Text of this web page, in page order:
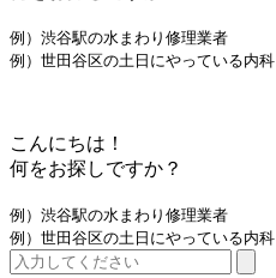
例）渋谷駅の水まわり修理業者
例）世田谷区の土日にやっている内科
こんにちは！
何をお探しですか？
例）渋谷駅の水まわり修理業者
例）世田谷区の土日にやっている内科